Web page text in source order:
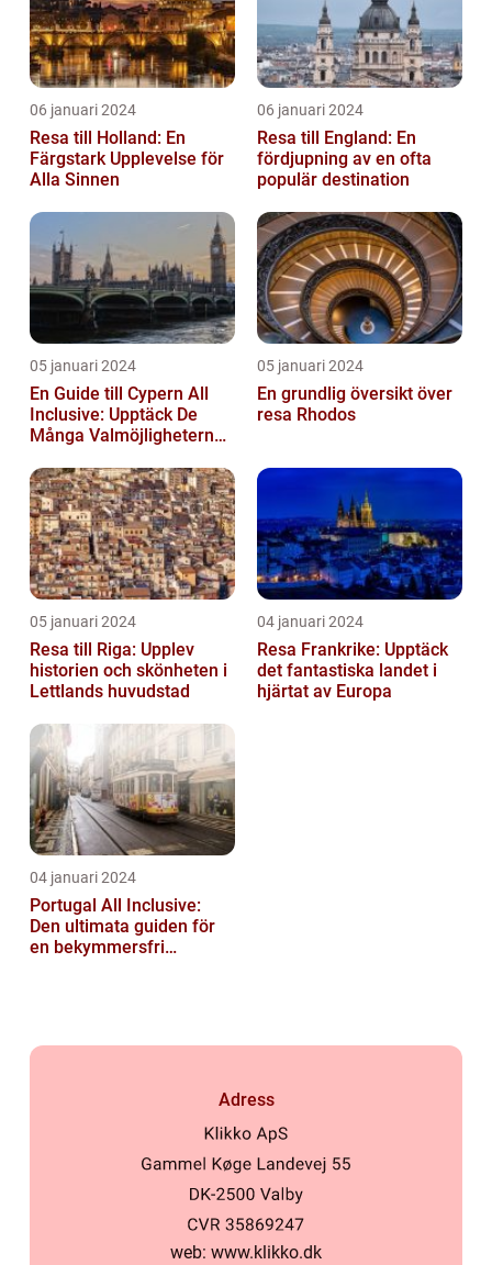
06 januari 2024
Resa till Holland: En
Färgstark Upplevelse för
Alla Sinnen
06 januari 2024
Resa till England: En
fördjupning av en ofta
populär destination
05 januari 2024
En Guide till Cypern All
Inclusive: Upptäck De
Många Valmöjligheterna
Semester...
05 januari 2024
En grundlig översikt över
resa Rhodos
05 januari 2024
Resa till Riga: Upplev
historien och skönheten i
Lettlands huvudstad
04 januari 2024
Resa Frankrike: Upptäck
det fantastiska landet i
hjärtat av Europa
04 januari 2024
Portugal All Inclusive:
Den ultimata guiden för
en bekymmersfri
Adress
web: www.klikko.dk